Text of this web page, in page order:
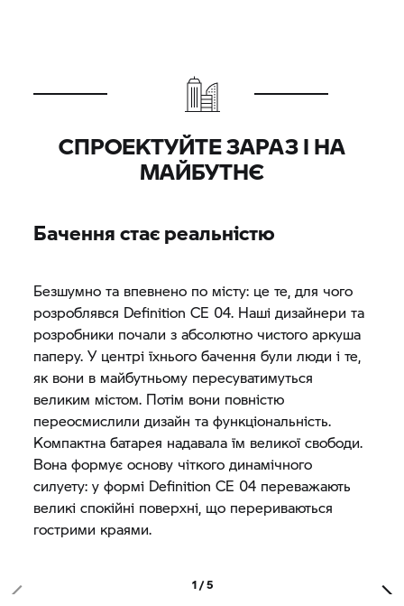
СПРОЕКТУЙТЕ ЗАРАЗ І НА
МАЙБУТНЄ
Бачення стає реальністю
Безшумно та впевнено по місту: це те, для чого
розроблявся Definition CE 04. Наші дизайнери та
розробники почали з абсолютно чистого аркуша
паперу. У центрі їхнього бачення були люди і те,
як вони в майбутньому пересуватимуться
великим містом. Потім вони повністю
переосмислили дизайн та функціональність.
Компактна батарея надавала їм великої свободи.
Вона формує основу чіткого динамічного
силуету: у формі Definition CE 04 переважають
великі спокійні поверхні, що перериваються
гострими краями.
1 / 5